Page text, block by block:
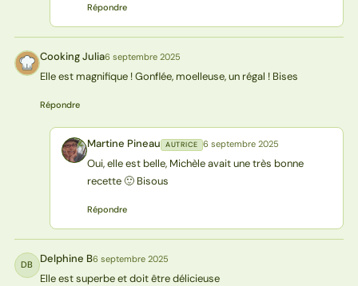
Répondre
CJ Cooking Julia6 septembre 2025
Elle est magnifique ! Gonflée, moelleuse, un régal ! Bises
Répondre
MP Martine Pineau AUTRICE 6 septembre 2025
Oui, elle est belle, Michèle avait une très bonne
recette 🙂 Bisous
Répondre
DB Delphine B6 septembre 2025
Elle est superbe et doit être délicieuse